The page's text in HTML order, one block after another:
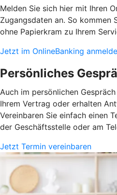
Melden Sie sich hier mit Ihren
Zugangsdaten an. So kommen
ohne Papierkram zu Ihrem
Jetzt im OnlineBanking
Persönliches
Auch im persönlichen
Ihrem Vertrag oder erhalten
Vereinbaren Sie einfach einen
der Geschäftsstelle oder am
Jetzt Termin vereinbaren